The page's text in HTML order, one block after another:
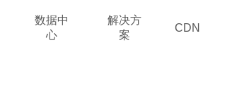
数据中
心
解决方
案
CDN